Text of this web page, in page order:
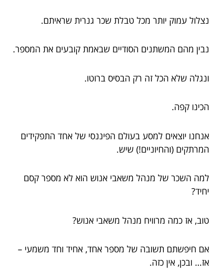
נצלול עמוק יותר מכל טבלת שכר גנרית שראיתם.
נבין מהם המשתנים הסודיים שבאמת קובעים את המספר.
ונגלה שלא הכל זה רק הבסיס ברוטו.
הכינו קפה.
אנחנו יוצאים למסע בעולם הפיננסי של אחד התפקידים
המרתקים (והחיוניים!) שיש.
למה השכר של מנהל משאבי אנוש הוא לא מספר קסם
יחיד?
טוב, אז כמה מרוויח מנהל משאבי אנוש?
אם חיפשתם תשובה של מספר אחד, אחיד וחד משמעי –
אז… ובכן, אין כזה.